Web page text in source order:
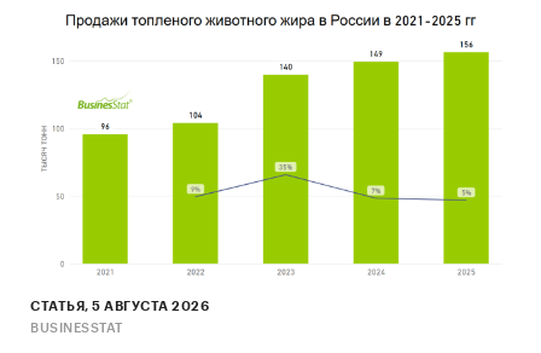
СТАТЬЯ, 5 АВГУСТА 2026
BUSINESSTAT